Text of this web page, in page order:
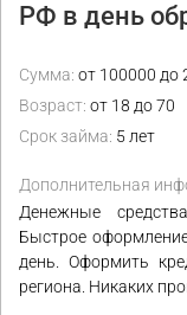
РФ в день
Сумма: от 100000 до
Возраст: от 18 до 70
Срок займа: 5 лет
Дополнительная
Денежные
Быстрое
день. Оформить
региона. Никаких